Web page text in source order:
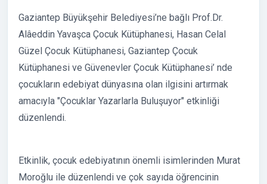
Gaziantep Büyükşehir Belediyesi’ne bağlı Prof.Dr.
Alâeddin Yavaşca Çocuk Kütüphanesi, Hasan Celal
Güzel Çocuk Kütüphanesi, Gaziantep Çocuk
Kütüphanesi ve Güvenevler Çocuk Kütüphanesi’ nde
çocukların edebiyat dünyasına olan ilgisini artırmak
amacıyla "Çocuklar Yazarlarla Buluşuyor" etkinliği
düzenlendi.
Etkinlik, çocuk edebiyatının önemli isimlerinden Murat
Moroğlu ile düzenlendi ve çok sayıda öğrencinin